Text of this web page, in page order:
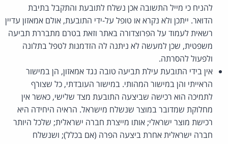
להניח כי מייל התשובה אכן נשלח לתובעת והתקבל בתיבת
הדואר. ייתכן ולא נקרא או טופל על-ידי התובעת, אולם אמאזון עדיין
רשאית לעמוד על הפרוצדורה באתר וזאת בטרם מתבררת תביעה
משפטית, שכן למעשה לא ניתנה לה הזדמנות לטפל בתלונה
ולפעול להסרתה.
אין בידי התובעת עילת תביעה טובה נגד אמאזון, הן במישור
הראייתי והן במישור המהותי. במישור העובדתי, כל שצורף
לתמיכה הוא רכישה שביצעה התובעת מצד שלישי, כאשר אין
מחלוקת שמדובר במוצר שנשלח מישראל. הראיה היחידה היא
רכישת מוצר ישראלי; אותו מייצרת חברה ישראלית; שלכל היותר
חברה ישראלית אחרת ביצעה הפרה (אם בכלל); ושנשלח